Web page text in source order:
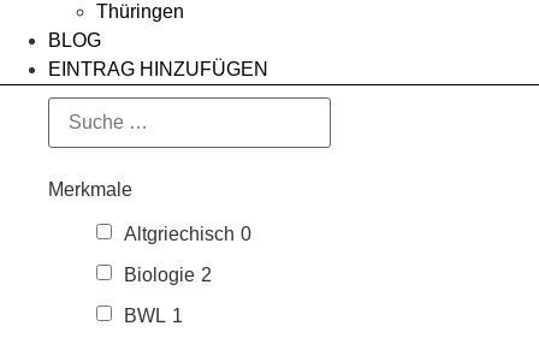
Thüringen
BLOG
EINTRAG HINZUFÜGEN
Merkmale
Altgriechisch 0
Biologie 2
BWL 1